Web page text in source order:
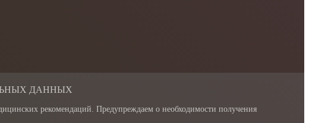
ДАННЫХ
рекомендаций. Предупреждаем о необходимости получения